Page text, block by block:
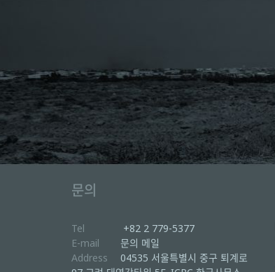
문의
Tel
+82 2 779-5377
E-mail
문의 메일
Address
04535 서울특별시 중구 퇴계로